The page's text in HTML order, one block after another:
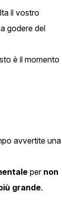
il vostro
godere del
è il momento
avvertite una
per non
grande.